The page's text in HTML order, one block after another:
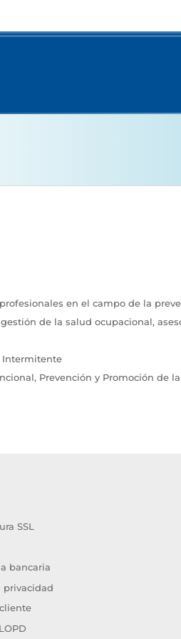
en el campo de la
de la salud ocupacional,
Intermitente
Prevención y Promoción de
SSL
bancaria
privacidad